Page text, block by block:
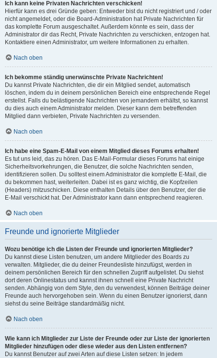
Ich kann keine Privaten Nachrichten verschicken!
Hierfür kann es drei Gründe geben: Entweder bist du nicht registriert und / oder
nicht angemeldet, oder die Board-Administration hat Private Nachrichten für
das komplette Forum ausgeschaltet. Außerdem könnte es sein, dass der
Administrator dir das Recht, Private Nachrichten zu verschicken, entzogen hat.
Kontaktiere einen Administrator, um weitere Informationen zu erhalten.
Nach oben
Ich bekomme ständig unerwünschte Private Nachrichten!
Du kannst Private Nachrichten, die dir ein Mitglied sendet, automatisch
löschen, indem du in deinem persönlichen Bereich eine entsprechende Regel
erstellst. Falls du belästigende Nachrichten von jemandem erhältst, so kannst
du dies auch einem Administrator melden. Dieser kann dem betreffenden
Mitglied dann verbieten, Private Nachrichten zu versenden.
Nach oben
Ich habe eine Spam-E-Mail von einem Mitglied dieses Forums erhalten!
Es tut uns leid, das zu hören. Das E-Mail-Formular dieses Forums hat einige
Sicherheitsvorkehrungen, die Benutzer, die solche Nachrichten senden,
identifizieren sollen. Du solltest einem Administrator die komplette E-Mail, die
du bekommen hast, weiterleiten. Dabei ist es ganz wichtig, die Kopfzeilen
(Headers) mitzuschicken. Diese enthalten Details über den Benutzer, der die
E-Mail verschickt hat. Der Administrator kann dann entsprechend reagieren.
Nach oben
Freunde und ignorierte Mitglieder
Wozu benötige ich die Listen der Freunde und ignorierten Mitglieder?
Du kannst diese Listen benutzen, um andere Mitglieder des Boards zu
verwalten. Mitglieder, die du deiner Freundesliste hinzufügst, werden in
deinem persönlichen Bereich für den schnellen Zugriff aufgelistet. Du siehst
dort deren Onlinestatus und kannst ihnen schnell eine Private Nachricht
senden. Abhängig von dem Style, den du verwendest, können Beiträge deiner
Freunde auch hervorgehoben sein. Wenn du einen Benutzer ignorierst, dann
siehst du seine Beiträge standardmäßig nicht.
Nach oben
Wie kann ich Mitglieder zur Liste der Freunde oder zur Liste der ignorierten
Mitglieder hinzufügen oder diese wieder aus den Listen entfernen?
Du kannst Benutzer auf zwei Arten auf diese Listen setzen: In jedem